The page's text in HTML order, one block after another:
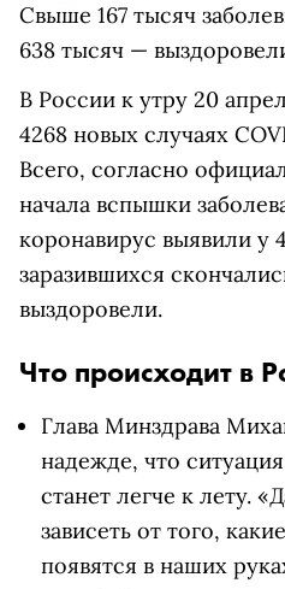
Свыше 167 тысяч
638 тысяч —
В России к утру 20
4268 новых случаях
Всего, согласно
начала вспышки
коронавирус выявили у
заразившихся
выздоровели.
Что происходит в
Глава Минздрава
надежде, что
станет легче к лету.
зависеть от того,
появятся в наших